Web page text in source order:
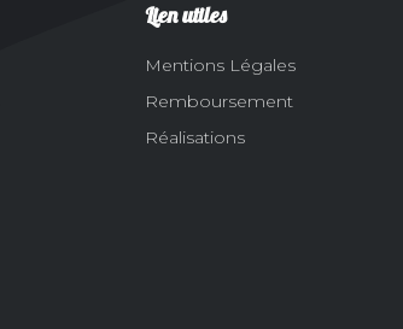
Lien utiles
Mentions Légales
Remboursement
Réalisations